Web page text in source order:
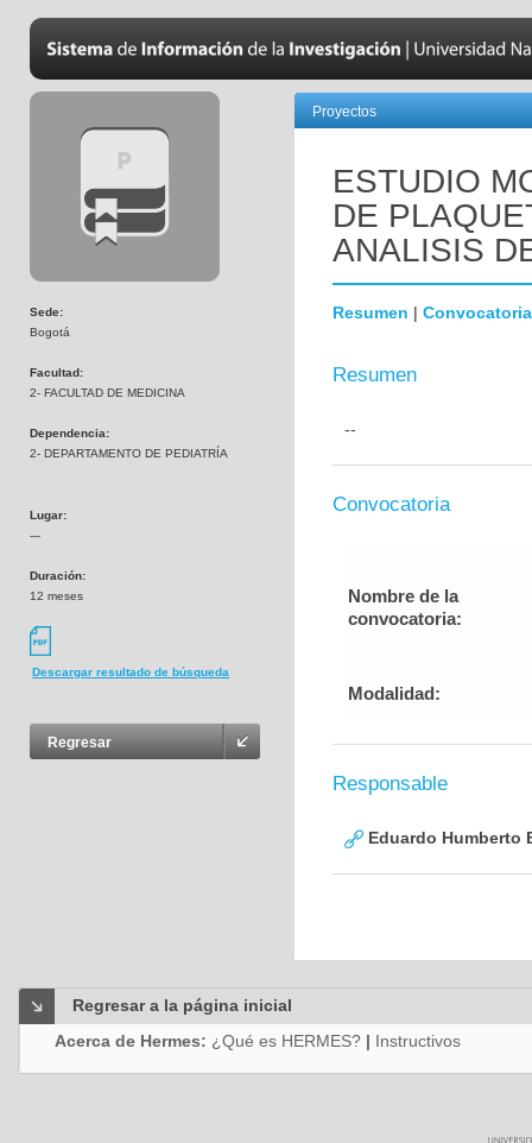
Sede:
Bogotá
Facultad:
2- FACULTAD DE MEDICINA
Dependencia:
2- DEPARTAMENTO DE PEDIATRÍA
Lugar:
---
Duración:
12 meses
Descargar resultado de búsqueda
Regresar
Proyectos
ESTUDIO
DE
ANALISIS
Resumen | Convocatoria
Resumen
--
Convocatoria
Nombre de la
convocatoria:
Modalidad:
Responsable
Eduardo Humberto
Regresar a la página inicial
Acerca de Hermes: ¿Qué es HERMES? | Instructivos